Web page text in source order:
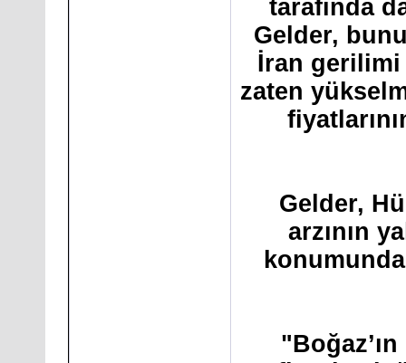
tarafında
Gelder,
İran gerilimi
zaten
Gelder,
arzının